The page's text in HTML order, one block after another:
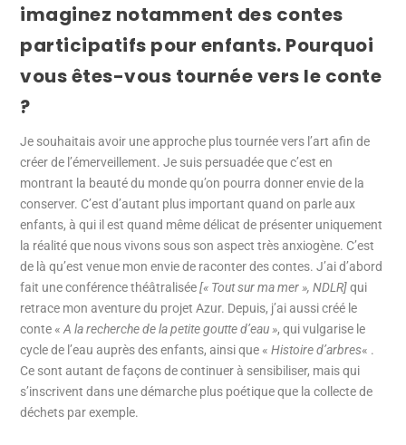
imaginez notamment des contes
participatifs pour enfants. Pourquoi
vous êtes-vous tournée vers le conte
?
Je souhaitais avoir une approche plus tournée vers l’art afin de
créer de l’émerveillement. Je suis persuadée que c’est en
montrant la beauté du monde qu’on pourra donner envie de la
conserver. C’est d’autant plus important quand on parle aux
enfants, à qui il est quand même délicat de présenter uniquement
la réalité que nous vivons sous son aspect très anxiogène. C’est
de là qu’est venue mon envie de raconter des contes. J’ai d’abord
fait une conférence théâtralisée[« Tout sur ma mer », NDLR]qui
retrace mon aventure du projet Azur. Depuis, j’ai aussi créé le
conte «A la recherche de la petite goutte d’eau », qui vulgarise le
cycle de l’eau auprès des enfants, ainsi que «Histoire d’arbres« .
Ce sont autant de façons de continuer à sensibiliser, mais qui
s’inscrivent dans une démarche plus poétique que la collecte de
déchets par exemple.